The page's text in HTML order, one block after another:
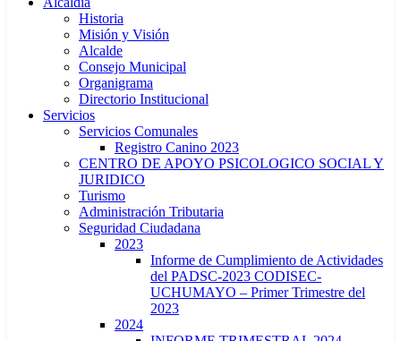
Historia
Misión y Visión
Alcalde
Consejo Municipal
Organigrama
Directorio Institucional
Servicios
Servicios Comunales
Registro Canino 2023
CENTRO DE APOYO PSICOLOGICO SOCIAL Y
JURIDICO
Turismo
Administración Tributaria
Seguridad Ciudadana
2023
Informe de Cumplimiento de Actividades
del PADSC-2023 CODISEC-
UCHUMAYO – Primer Trimestre del
2023
2024